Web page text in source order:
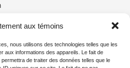
aux témoins
nous utilisons des technologies telles que les
aux informations des appareils. Le fait de
de traiter des données telles que le
du portail